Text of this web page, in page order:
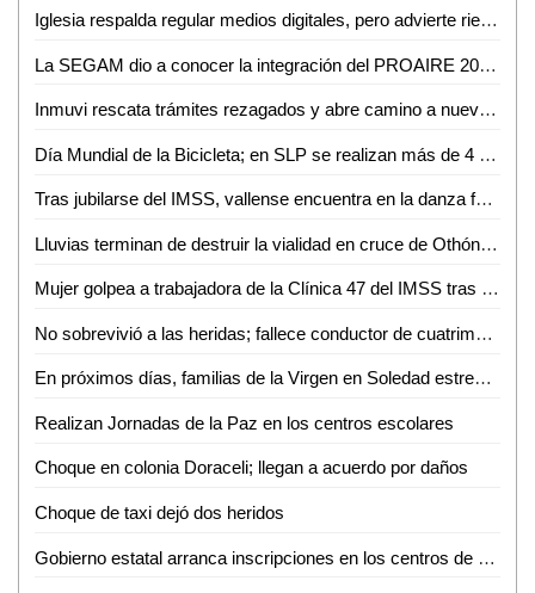
Iglesia respalda regular medios digitales, pero advierte riesgo de caer en el autoritarismo
La SEGAM dio a conocer la integración del PROAIRE 2026-2036 para fortalecer la calidad del aire en la zona metropolitana
Inmuvi rescata trámites rezagados y abre camino a nuevas escrituraciones en Ciudad Valles
Día Mundial de la Bicicleta; en SLP se realizan más de 4 mil 500 viajes diarios
Tras jubilarse del IMSS, vallense encuentra en la danza folclórica una nueva forma de vida
Lluvias terminan de destruir la vialidad en cruce de Othón y Vicente C. Salazar
Mujer golpea a trabajadora de la Clínica 47 del IMSS tras discusión por consulta médica
No sobrevivió a las heridas; fallece conductor de cuatrimoto accidentado en Aquismón
En próximos días, familias de la Virgen en Soledad estrenarán consultorio, purificadora y parque urbano
Realizan Jornadas de la Paz en los centros escolares
Choque en colonia Doraceli; llegan a acuerdo por daños
Choque de taxi dejó dos heridos
Gobierno estatal arranca inscripciones en los centros de desarrollo infantil